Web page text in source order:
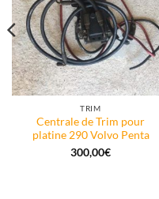
TRIM
Centrale de Trim pour
platine 290 Volvo Penta
300,00€